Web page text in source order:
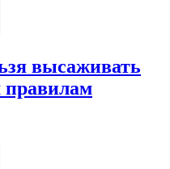
высаживать
правилам